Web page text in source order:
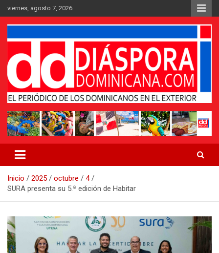
Saltar
al
contenido
viernes, agosto 7, 2026
Periódico Diáspora Dominicana
Inicio 2025 octubre
4
SURA presenta su 5.ª edición de Habitar